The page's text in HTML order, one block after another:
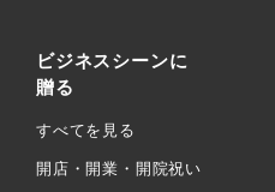
ビジネスシーンに
贈る
すべてを見る
開店・開業・開院祝い